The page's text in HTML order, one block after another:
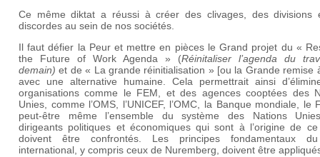
Ce même diktat a réussi à créer des clivages, des divisions
discordes au sein de nos sociétés.
Il faut défier la Peur et mettre en pièces le Grand projet du «
the Future of Work Agenda » (Réinitaliser l’agenda du
demain)et de « La grande réinitialisation » [ou la Grande remise
avec une alternative humaine. Cela permettrait ainsi
organisations comme le FEM, et des agences cooptées des
Unies, comme l’OMS, l’UNICEF, l’OMC, la Banque mondiale, le
peut-être même l’ensemble du système des Nations
dirigeants politiques et économiques qui sont à l’origine de
doivent être confrontés. Les principes fondamentaux
international, y compris ceux de Nuremberg, doivent être